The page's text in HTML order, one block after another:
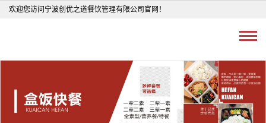
欢迎您访问宁波创优之道餐饮管理有限公司官网！